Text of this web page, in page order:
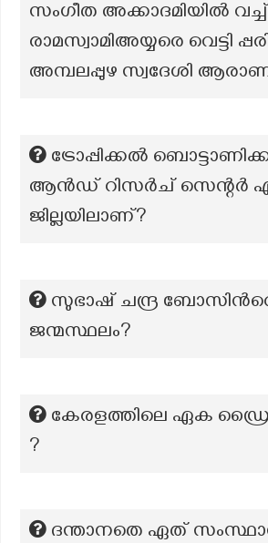
സംഗീത അക്കാദമിയിൽ
രാമസ്വാമിഅയ്യരെ വെട്ടി
അമ്പലപ്പുഴ സ്വദേശി
ട്രോപ്പിക്കൽ
ആൻഡ് റിസർച് സെന്റർ
ജില്ലയിലാണ്?
സുഭാഷ് ചന്ദ്ര
ജന്മസ്ഥലം?
കേരളത്തിലെ ഏക
?
ദന്താനതെ ഏത്